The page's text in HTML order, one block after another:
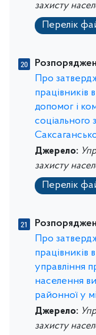
захисту
Перелік
Про
працівників
допомог і
соціального
Джерело:
захисту
Перелік
Про
працівників
управління
населення
районної у
Джерело:
захисту